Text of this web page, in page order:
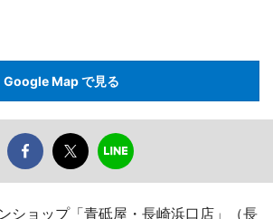
Google Map で見る
ショップ「青砥屋・長崎浜口店」（長